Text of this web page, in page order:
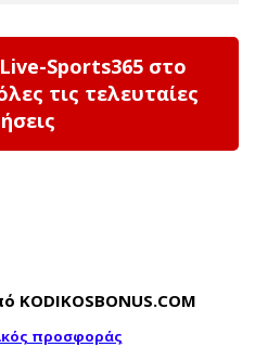
Sports365 στο
τις τελευταίες
KODIKOSBONUS.COM
προσφοράς